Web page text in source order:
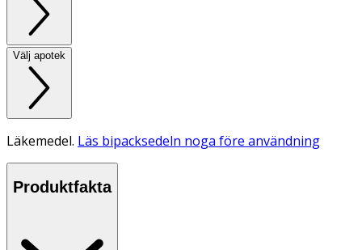
Välj apotek
Läkemedel. Läs bipacksedeln noga före användning
Produktfakta